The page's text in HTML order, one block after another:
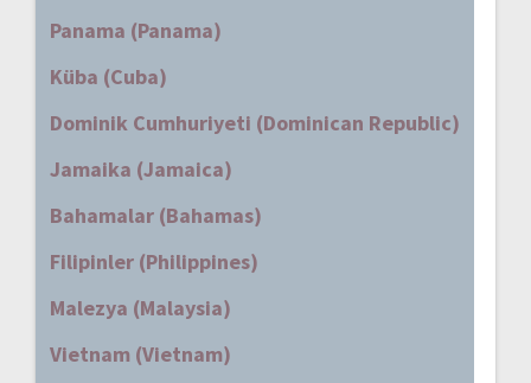
Panama (Panama)
Küba (Cuba)
Dominik Cumhuriyeti (Dominican Republic)
Jamaika (Jamaica)
Bahamalar (Bahamas)
Filipinler (Philippines)
Malezya (Malaysia)
Vietnam (Vietnam)